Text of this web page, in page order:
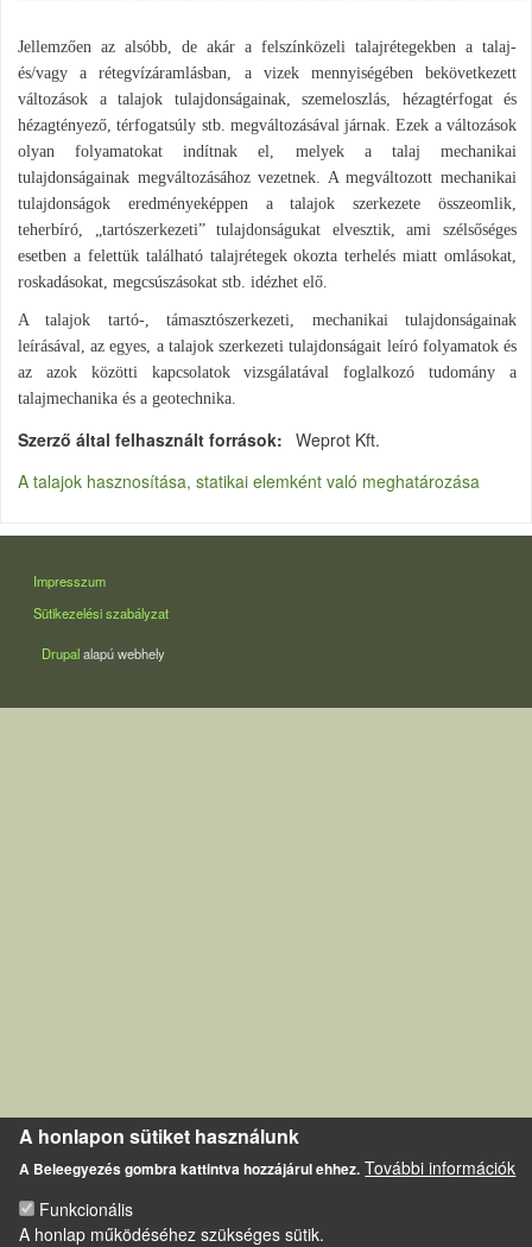
Jellemzően az alsóbb, de akár a felszínközeli talajrétegekben a talaj-
és/vagy a rétegvízáramlásban, a vizek mennyiségében bekövetkezett
változások a talajok tulajdonságainak, szemeloszlás, hézagtérfogat és
hézagtényező, térfogatsúly stb. megváltozásával járnak. Ezek a változások
olyan folyamatokat indítnak el, melyek a talaj mechanikai
tulajdonságainak megváltozásához vezetnek. A megváltozott mechanikai
tulajdonságok eredményeképpen a talajok szerkezete összeomlik,
teherbíró, „tartószerkezeti” tulajdonságukat elvesztik, ami szélsőséges
esetben a felettük található talajrétegek okozta terhelés miatt omlásokat,
roskadásokat, megcsúszásokat stb. idézhet elő.
A talajok tartó-, támasztószerkezeti, mechanikai tulajdonságainak
leírásával, az egyes, a talajok szerkezeti tulajdonságait leíró folyamatok és
az azok közötti kapcsolatok vizsgálatával foglalkozó tudomány a
talajmechanika és a geotechnika.
Szerző által felhasznált források
Weprot Kft.
A talajok hasznosítása, statikai elemként való meghatározása
LÁBLÉC
Impresszum
Sütikezelési szabályzat
Drupalalapú webhely
A honlapon sütiket használunk
A Beleegyezés gombra kattintva hozzájárul ehhez. További információk
Funkcionális
A honlap működéséhez szükséges sütik.